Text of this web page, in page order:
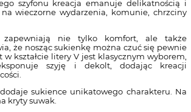
szyfonu kreacja emanuje delikatnością i
wieczorne wydarzenia, komunie, chrzciny
zapewniają nie tylko komfort, ale także
że nosząc sukienkę można czuć się pewnie
w kształcie litery V jest klasycznym wyborem,
szyję i dekolt, dodając kreacji
sukience unikatowego charakteru. Na
kryty suwak.